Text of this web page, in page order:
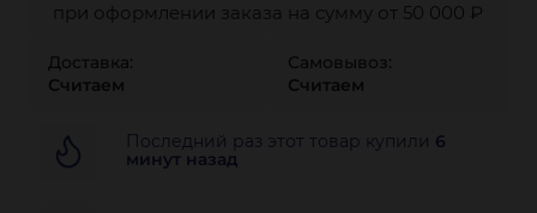
при оформлении заказа на сумму от 50 000 ₽
Доставка:
Считаем
Самовывоз:
Считаем
Последний раз этот товар купили 6
минут назад